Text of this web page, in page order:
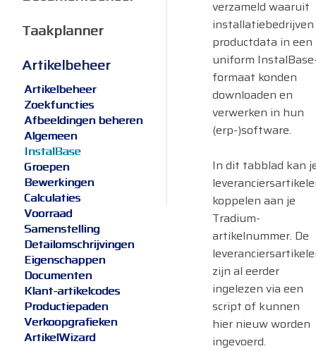
verzameld waaruit
installatiebedrijven
productdata in een
uniform
formaat konden
downloaden en
verwerken in hun
(erp-)software.
In dit tabblad kan
koppelen aan je
Tradium-
artikelnummer. De
zijn al eerder
ingelezen via een
script of kunnen
hier nieuw worden
ingevoerd.
Taakplanner
Artikelbeheer
Artikelbeheer
Zoekfuncties
Afbeeldingen beheren
Algemeen
InstalBase
Groepen
Bewerkingen
Calculaties
Voorraad
Samenstelling
Detailomschrijvingen
Eigenschappen
Documenten
Klant-artikelcodes
Productiepaden
Verkoopgrafieken
ArtikelWizard